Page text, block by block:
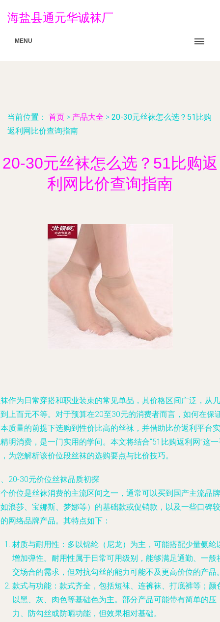
海盐县通元华诚袜厂
MENU
当前位置： 首页 > 产品大全 > 20-30元丝袜怎么选？51比购
返利网比价查询指南
20-30元丝袜怎么选？51比购返
利网比价查询指南
作为日常穿搭和职业装束的常见单品，其价格区间广泛，从几
上百元不等。对于预算在20至30元的消费者而言，如何在保
质量的前提下选购到性价比高的丝袜，并借助比价返利平台实
明消费，是一门实用的学问。本文将结合“51比购返利网”这
为您解析该价位段丝袜的选购要点与比价技巧。
20-30元价位丝袜品质初探
价位是丝袜消费的主流区间之一，通常可以买到国产主流品牌
浪莎、宝娜斯、梦娜等）的基础款或促销款，以及一些口碑较
网络品牌产品。其特点如下：
材质与耐用性 ：多以锦纶（尼龙）为主，可能搭配少量氨纶
增加弹性。耐用性属于日常可用级别，能够满足通勤、一般
交场合的需求，但对抗勾丝的能力可能不及更高价位的产品
款式与功能 ：款式齐全，包括短袜、连裤袜、打底裤等；颜
以黑、灰、肉色等基础色为主。部分产品可能带有简单的压
力、防勾丝或防晒功能，但效果相对基础。